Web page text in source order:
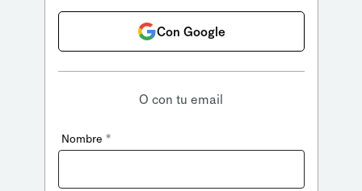
Con Google
O con tu email
Nombre *